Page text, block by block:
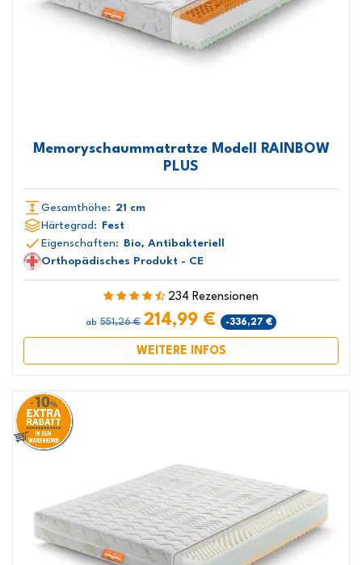
Memoryschaummatratze Modell RAINBOW
PLUS
Gesamthöhe: 21 cm
Härtegrad: Fest
Eigenschaften: Bio, Antibakteriell
Orthopädisches Produkt - CE
234 Rezensionen
ab 551,26 € 214,99 € -336,27 €
WEITERE INFOS